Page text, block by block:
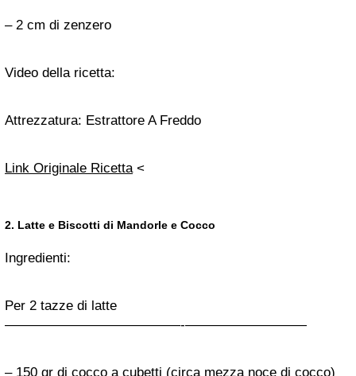
– 2 cm di zenzero
Video della ricetta:
Attrezzatura: Estrattore A Freddo
Link Originale Ricetta<
2. Latte e Biscotti di Mandorle e Cocco
Ingredienti:
Per 2 tazze di latte
—————————————-­—————————
– 150 gr di cocco a cubetti (circa mezza noce di cocco)